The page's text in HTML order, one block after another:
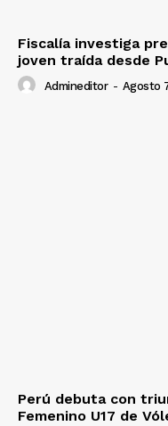
Fiscalía investiga
joven traída desde
Admineditor - Agosto
Perú debuta con
Femenino U17 de